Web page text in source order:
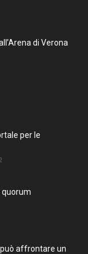
di Verona
per le
quorum
affrontare un